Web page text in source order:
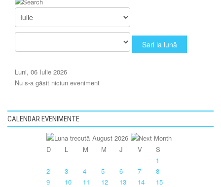
Sari la lună
Luni, 06 Iulie 2026
Nu s-a găsit niciun eveniment
CALENDAR EVENIMENTE
August 2026
D
L M M J V
S
1
2
3 4 5 6 7
8
9
10 11 12 13 14
15